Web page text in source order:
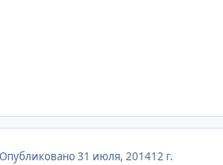
Опубликовано31 июля, 201412 г.